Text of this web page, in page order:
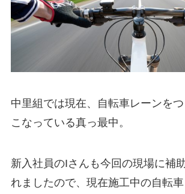
中里組では現在、自転車レーンを
こなっている真っ最中。
新入社員のIさんも今回の現場に補
れましたので、現在施工中の自転